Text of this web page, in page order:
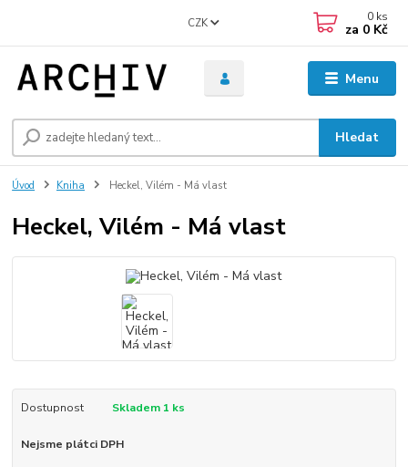
Menu
CZK
Hledat
0 ks
za 0 Kč
Úvod Kniha Heckel, Vilém - Má vlast
Heckel, Vilém - Má vlast
Dostupnost Skladem 1 ks
Nejsme plátci DPH